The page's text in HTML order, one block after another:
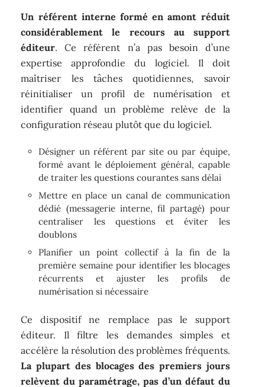
Un référent interne formé en amont réduit
considérablement le recours au support
éditeur. Ce référent n’a pas besoin d’une
expertise approfondie du logiciel. Il doit
maîtriser les tâches quotidiennes, savoir
réinitialiser un profil de numérisation et
identifier quand un problème relève de la
configuration réseau plutôt que du logiciel.
Désigner un référent par site ou par équipe,
formé avant le déploiement général, capable
de traiter les questions courantes sans délai
Mettre en place un canal de communication
dédié (messagerie interne, fil partagé) pour
centraliser les questions et éviter les
doublons
Planifier un point collectif à la fin de la
première semaine pour identifier les blocages
récurrents et ajuster les profils de
numérisation si nécessaire
Ce dispositif ne remplace pas le support
éditeur. Il filtre les demandes simples et
accélère la résolution des problèmes fréquents.
La plupart des blocages des premiers jours
relèvent du paramétrage, pas d’un défaut du